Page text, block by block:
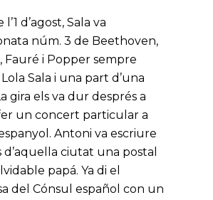
d’agost, Sala va
núm. 3 de Beethoven,
Fauré i Popper sempre
Sala i una part d’una
gira els va dur després a
un concert particular a
Antoni va escriure
d’aquella ciutat una postal
papá. Ya di el
del Cónsul español con un